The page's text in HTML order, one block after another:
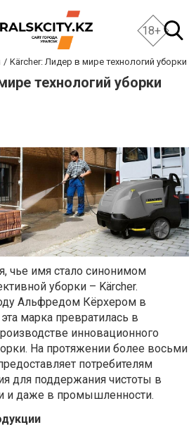
18+
Kärcher: Лидер в мире технологий уборки
технологий уборки
чье имя стало синонимом
уборки – Kärcher.
Альфредом Кёрхером в
марка превратилась в
инновационного
На протяжении более восьми
потребителям
для поддержания чистоты в
и даже в промышленности.